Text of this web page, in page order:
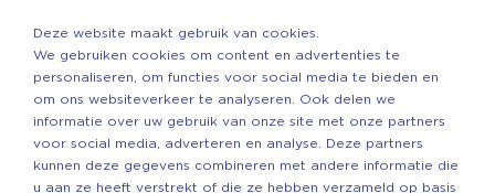
Copyright ©2026 Vechtgenoten
Deze website maakt gebruik van cookies.
We gebruiken cookies om content en advertenties te
personaliseren, om functies voor social media te bieden en
om ons websiteverkeer te analyseren. Ook delen we
informatie over uw gebruik van onze site met onze partners
voor social media, adverteren en analyse. Deze partners
kunnen deze gegevens combineren met andere informatie die
u aan ze heeft verstrekt of die ze hebben verzameld op basis